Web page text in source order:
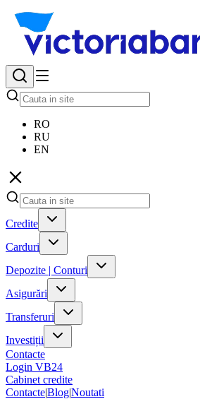
RO
RU
EN
Credite
Carduri
Depozite | Conturi
Asigurări
Transferuri
Investiții
Contacte
Login VB24
Cabinet credite
Contacte|Blog|Noutati